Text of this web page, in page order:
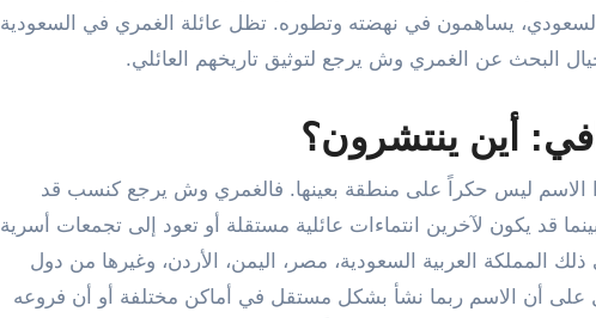
السعودي، يساهمون في نهضته وتطوره. تظل عائلة الغمري في السعودية
البحث عن الغمري وش يرجع لتوثيق تاريخهم العائلي.
أين ينتشرون؟
الاسم ليس حكراً على منطقة بعينها. فالغمري وش يرجع كنسب قد
قد يكون لآخرين انتماءات عائلية مستقلة أو تعود إلى تجمعات أسرية
المملكة العربية السعودية، مصر، اليمن، الأردن، وغيرها من دول
على أن الاسم ربما نشأ بشكل مستقل في أماكن مختلفة أو أن فروعه